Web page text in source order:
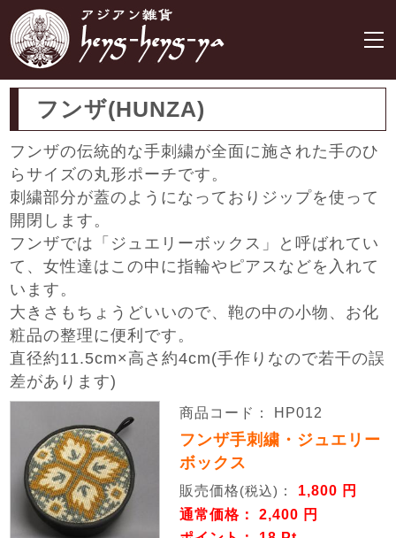
フンザ(HUNZA)
フンザの伝統的な手刺繍が全面に施された手のひ
らサイズの丸形ポーチです。
刺繍部分が蓋のようになっておりジップを使って
開閉します。
フンザでは「ジュエリーボックス」と呼ばれてい
て、女性達はこの中に指輪やピアスなどを入れて
います。
大きさもちょうどいいので、鞄の中の小物、お化
粧品の整理に便利です。
直径約11.5cm×高さ約4cm(手作りなので若干の誤
差があります)
商品コード： HP012
フンザ手刺繍・ジュエリー
ボックス
販売価格(税込) ： 1,800 円
通常価格： 2,400 円